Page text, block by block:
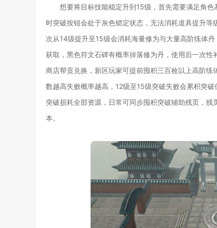
想要将目标技能稳定升到15级，首先需要满足角
时突破按钮会处于灰色锁定状态，无法消耗道具提升
次从14级提升至15级会消耗海量修为与大量高阶练体
获取，黑色符文石碑有概率掉落修为丹，使用后一次
商店帮贡兑换，新区玩家可提前囤积三百枚以上高阶
数越高失败概率越高，12级至15级突破失败会累积突
突破损耗全部资源，日常可同步囤积突破辅助残页，
本。